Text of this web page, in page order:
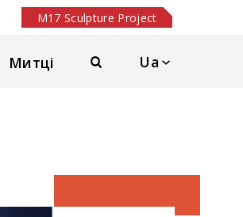
Ua
Митці
M17 Sculpture Project